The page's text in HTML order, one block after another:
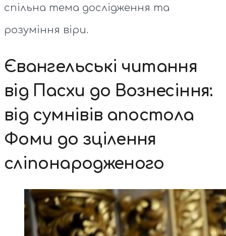
спільна тема дослідження та
розуміння віри.
Євангельські читання
від Пасхи до Вознесіння:
від сумнівів апостола
Фоми до зцілення
сліпонародженого